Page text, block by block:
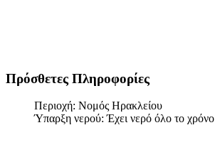
Πρόσθετες Πληροφορίες
Περιοχή: Νομός Ηρακλείου
Ύπαρξη νερού:Έχει νερό όλο το χρόνο